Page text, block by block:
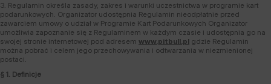
3. Regulamin określa zasady, zakres i warunki uczestnictwa w programie kart
podarunkowych. Organizator udostępnia Regulamin nieodpłatnie przed
zawarciem umowy o udział w Programie Kart Podarunkowych Organizator
umożliwia zapoznanie się z Regulaminem w każdym czasie i udostępnia go na
swojej stronie internetowej pod adresem www.pitbull.pl gdzie Regulamin
można pobrać i celem jego przechowywania i odtwarzania w niezmienionej
postaci.
§ 1. Definicje